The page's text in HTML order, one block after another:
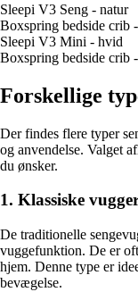
Sleepi V3 Seng - natur
Boxspring bedside crib
Sleepi V3 Mini - hvid
Boxspring bedside crib
Forskellige
Der findes flere typer
og anvendelse. Valget
du ønsker.
1. Klassiske
De traditionelle
vuggefunktion. De er
hjem. Denne type er
bevægelse.